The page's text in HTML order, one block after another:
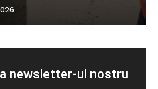
newsletter-ul nostru